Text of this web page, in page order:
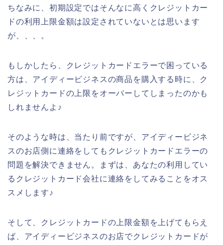
ちなみに、初期設定ではそんなに高くクレジットカー
ドの利用上限金額は設定されていないとは思います
が、、、。
もしかしたら、クレジットカードエラーで困っている
方は、アイディービジネスの商品を購入する時に、ク
レジットカードの上限をオーバーしてしまったのかも
しれませんよ♪
そのような時は、当たり前ですが、アイディービジネ
スのお店側に連絡をしてもクレジットカードエラーの
問題を解決できません。まずは、あなたの利用してい
るクレジットカード会社に連絡をしてみることをオス
スメします♪
そして、クレジットカードの上限金額を上げてもらえ
ば、アイディービジネスのお店でクレジットカードが